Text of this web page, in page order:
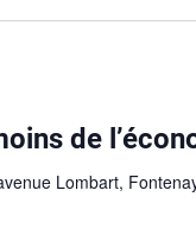
de
Lombart,